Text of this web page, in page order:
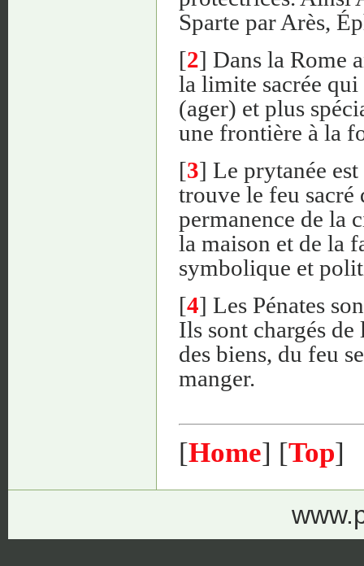
Sparte par Arès,
[2] Dans la Rome
la limite sacrée
(ager) et plus
une frontière à la
[3] Le prytanée
trouve le feu sacré
permanence de la
la maison et de la
symbolique et
[4] Les Pénates
Ils sont chargés
des biens, du feu
manger.
[Home] [Top]